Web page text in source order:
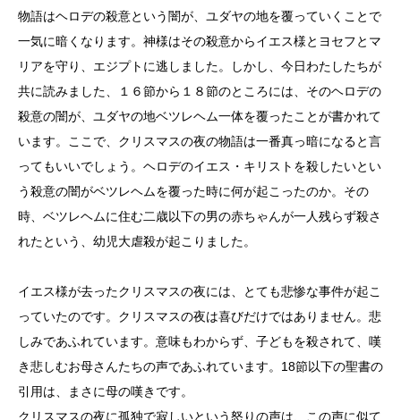
物語はヘロデの殺意という闇が、ユダヤの地を覆っていくことで
一気に暗くなります。神様はその殺意からイエス様とヨセフとマ
リアを守り、エジプトに逃しました。しかし、今日わたしたちが
共に読みました、１６節から１８節のところには、そのヘロデの
殺意の闇が、ユダヤの地ベツレヘム一体を覆ったことが書かれて
います。ここで、クリスマスの夜の物語は一番真っ暗になると言
ってもいいでしょう。ヘロデのイエス・キリストを殺したいとい
う殺意の闇がベツレヘムを覆った時に何が起こったのか。その
時、ベツレヘムに住む二歳以下の男の赤ちゃんが一人残らず殺さ
れたという、幼児大虐殺が起こりました。
イエス様が去ったクリスマスの夜には、とても悲惨な事件が起こ
っていたのです。クリスマスの夜は喜びだけではありません。悲
しみであふれています。意味もわからず、子どもを殺されて、嘆
き悲しむお母さんたちの声であふれています。18節以下の聖書の
引用は、まさに母の嘆きです。
クリスマスの夜に孤独で寂しいという怒りの声は、この声に似て